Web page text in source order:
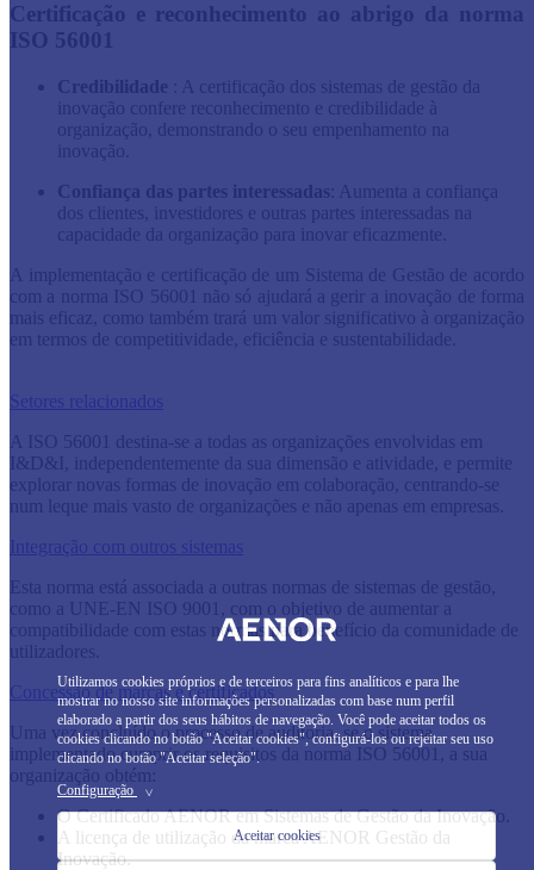
Utilizamos cookies próprios e de terceiros para fins analíticos e para lhe
mostrar no nosso site informações personalizadas com base num perfil
elaborado a partir dos seus hábitos de navegação. Você pode aceitar todos os
cookies clicando no botão "Aceitar cookies", configurá-los ou rejeitar seu uso
clicando no botão "Aceitar seleção".
Configuração
>
Aceitar cookies
Certificação e reconhecimento ao abrigo da norma
ISO 56001
Credibilidade
: A certificação dos sistemas de gestão da
inovação confere reconhecimento e credibilidade à
organização, demonstrando o seu empenhamento na
inovação.
Confiança das partes interessadas : Aumenta a confiança
dos clientes, investidores e outras partes interessadas na
capacidade da organização para inovar eficazmente.
A implementação e certificação de um Sistema de Gestão de acordo
com a norma ISO 56001 não só ajudará a gerir a inovação de forma
mais eficaz, como também trará um valor significativo à organização
em termos de competitividade, eficiência e sustentabilidade.
Setores relacionados
A ISO 56001 destina-se a todas as organizações envolvidas em
I&D&I, independentemente da sua dimensão e atividade, e permite
explorar novas formas de inovação em colaboração, centrando-se
num leque mais vasto de organizações e não apenas em empresas.
Integração com outros sistemas
Esta norma está associada a outras normas de sistemas de gestão,
como a UNE-EN ISO 9001, com o objetivo de aumentar a
compatibilidade com estas normas para benefício da comunidade de
utilizadores.
Concessão de marcas e certificados
Uma vez concluído o processo de auditoria, se o sistema
implementado cumprir os requisitos da norma ISO 56001, a sua
organização obtém:
O Certificado AENOR em Sistemas de Gestão da Inovação.
A licença de utilização da marca AENOR Gestão da
Inovação.